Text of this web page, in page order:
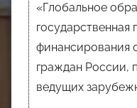
«Глобальное
государственная
финансирования
граждан России,
ведущих